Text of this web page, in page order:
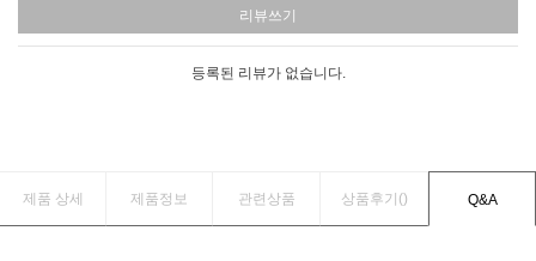
리뷰쓰기
등록된 리뷰가 없습니다.
제품 상세 제품정보 관련상품 상품후기() Q&A